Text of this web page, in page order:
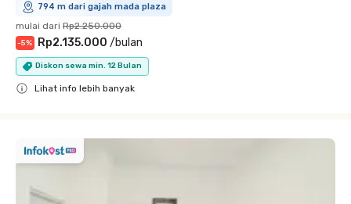
794 m dari gajah mada plaza
mulai dari Rp2.250.000
-5% Rp2.135.000 /bulan
Diskon sewa min. 12 Bulan
Lihat info lebih banyak